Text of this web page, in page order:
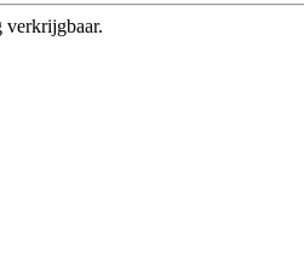
verkrijgbaar.